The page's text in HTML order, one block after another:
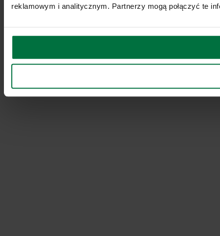
reklamowym i analitycznym. Partnerzy mogą połączyć te